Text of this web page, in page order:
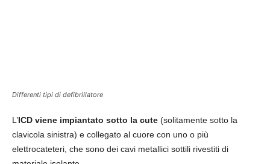
Differenti tipi di defibrillatore
L’ICD viene impiantato sotto la cute (solitamente sotto la
clavicola sinistra) e collegato al cuore con uno o più
elettrocateteri, che sono dei cavi metallici sottili rivestiti di